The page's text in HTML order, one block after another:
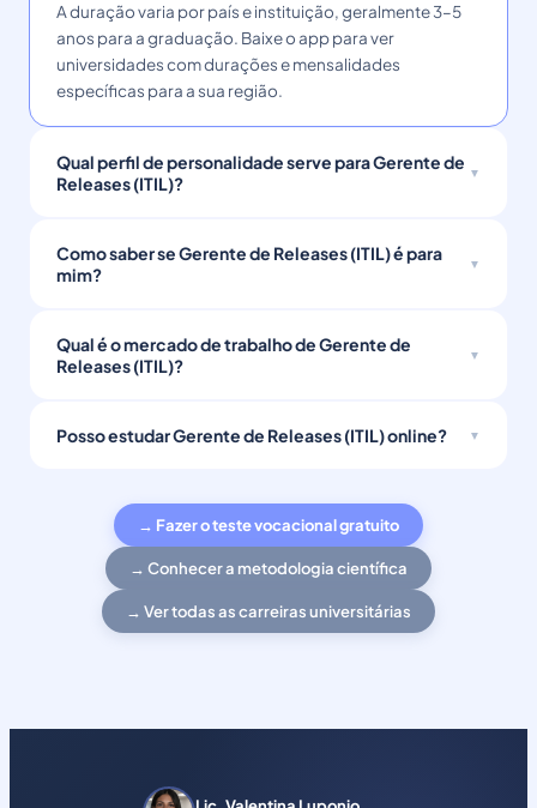
A duração varia por país e instituição, geralmente 3–5
anos para a graduação. Baixe o app para ver
universidades com durações e mensalidades
específicas para a sua região.
Qual perfil de personalidade serve para Gerente de
Releases (ITIL)?
Como saber se Gerente de Releases (ITIL) é para
mim?
Qual é o mercado de trabalho de Gerente de
Releases (ITIL)?
Posso estudar Gerente de Releases (ITIL) online?
→ Fazer o teste vocacional gratuito
→ Conhecer a metodologia científica
→ Ver todas as carreiras universitárias